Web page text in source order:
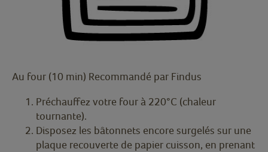
Au four (10 min) Recommandé par Findus
Préchauffez votre four à 220°C (chaleur
tournante).
Disposez les bâtonnets encore surgelés sur une
plaque recouverte de papier cuisson, en prenant